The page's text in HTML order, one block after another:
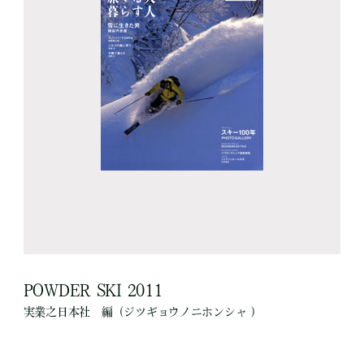
POWDER SKI 2011
実業之日本社 編（ジツギョウノニホンシャ ）